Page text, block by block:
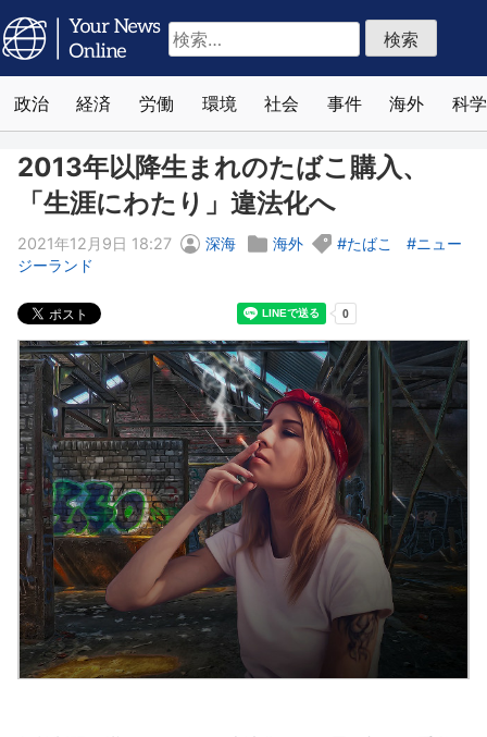
検
索:
政治 経済 労働 環境 社会 事件 海外 科学
2013年以降生まれのたばこ購入、
「生涯にわたり」違法化へ
2021年12月9日 18:27 深海 海外 たばこ
ニュー
ジーランド